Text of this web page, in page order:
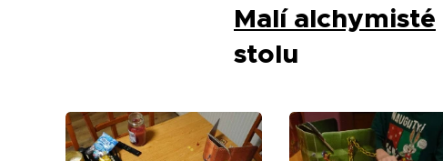
Malí alchymisté
stolu